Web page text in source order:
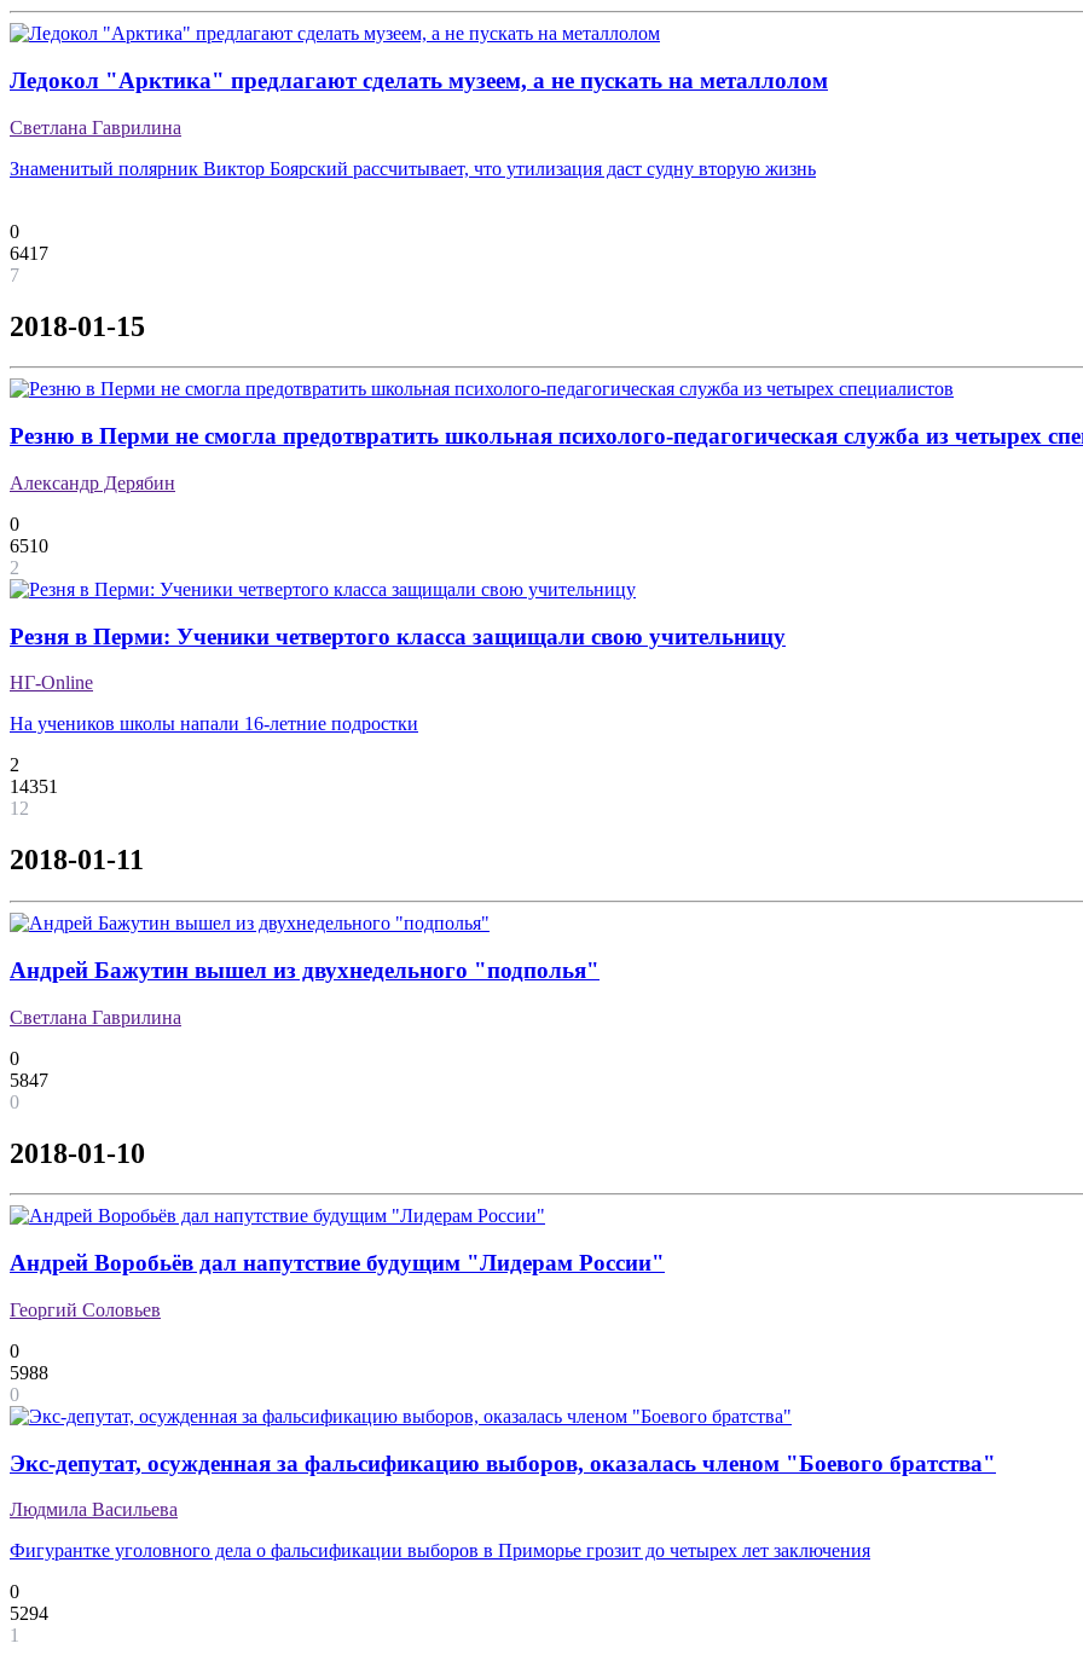
Ледокол "Арктика" предлагают сделать музеем, а не пускать на металлолом
Светлана Гаврилина
Знаменитый полярник Виктор Боярский рассчитывает, что утилизация даст судну вторую жизнь
0
6417
7
2018-01-15
Резню в Перми не смогла предотвратить школьная психолого-педагогическая служба из четырех
Александр Дерябин
0
6510
2
Резня в Перми: Ученики четвертого класса защищали свою учительницу
НГ-Online
На учеников школы напали 16-летние подростки
2
14351
12
2018-01-11
Андрей Бажутин вышел из двухнедельного "подполья"
Светлана Гаврилина
0
5847
0
2018-01-10
Андрей Воробьёв дал напутствие будущим "Лидерам России"
Георгий Соловьев
0
5988
0
Экс-депутат, осужденная за фальсификацию выборов, оказалась членом "Боевого братства"
Людмила Васильева
Фигурантке уголовного дела о фальсификации выборов в Приморье грозит до четырех лет заключения
0
5294
1